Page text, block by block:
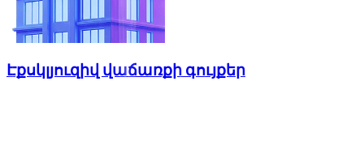
Էքսկլյուզիվ վաճառքի գույքեր